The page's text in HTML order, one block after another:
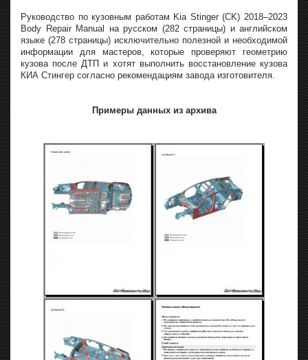
Руководство по кузовным работам Kia Stinger (CK) 2018–2023
Body Repair Manual на русском (282 страницы) и английском
языке (278 страницы) исключительно полезной и необходимой
информации для мастеров, которые проверяют геометрию
кузова после ДТП и хотят выполнить восстановление кузова
КИА Стингер согласно рекомендациям завода изготовителя.
Примеры данных из архива